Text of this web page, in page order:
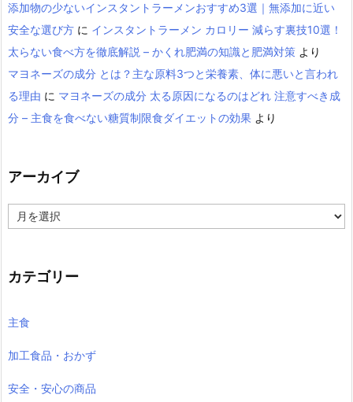
添加物の少ないインスタントラーメンおすすめ3選｜無添加に近い
安全な選び方 に インスタントラーメン カロリー 減らす裏技10選！
太らない食べ方を徹底解説 – かくれ肥満の知識と肥満対策 より
マヨネーズの成分 とは？主な原料3つと栄養素、体に悪いと言われ
る理由 に マヨネーズの成分 太る原因になるのはどれ 注意すべき成
分 – 主食を食べない糖質制限食ダイエットの効果 より
アーカイブ
ー
ブ
カテゴリー
主食
加工食品・おかず
安全・安心の商品